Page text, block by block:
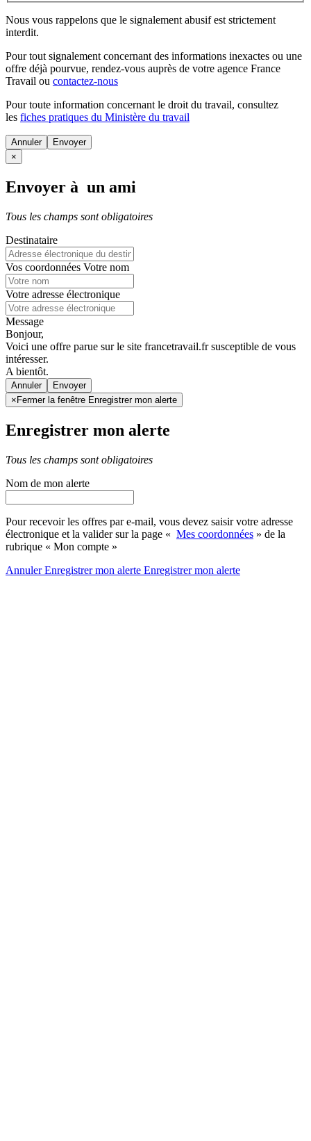
Nous vous rappelons que le signalement abusif est strictement
interdit.
Pour tout signalement concernant des informations inexactes ou une
offre déjà pourvue, rendez-vous auprès de votre agence France
Travail ou contactez-nous
Pour toute information concernant le droit du travail, consultez
les fiches pratiques du Ministère du travail
Annuler
×
Envoyer à un ami
Tous les champs sont obligatoires
Destinataire
Vos coordonnées Votre nom
Votre adresse électronique
Message
Bonjour,
Voici une offre parue sur le site francetravail.fr susceptible de vous
intéresser.
A bientôt.
Annuler
× Fermer la fenêtre Enregistrer mon alerte
Enregistrer mon alerte
Tous les champs sont obligatoires
Nom de mon alerte
Pour recevoir les offres par e-mail, vous devez saisir votre adresse
électronique et la valider sur la page « Mes coordonnées » de la
rubrique « Mon compte »
AnnulerEnregistrer mon alerte Enregistrermon alerte